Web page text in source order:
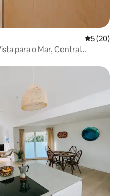
5 de uma
5 (20)
para o Mar, Central